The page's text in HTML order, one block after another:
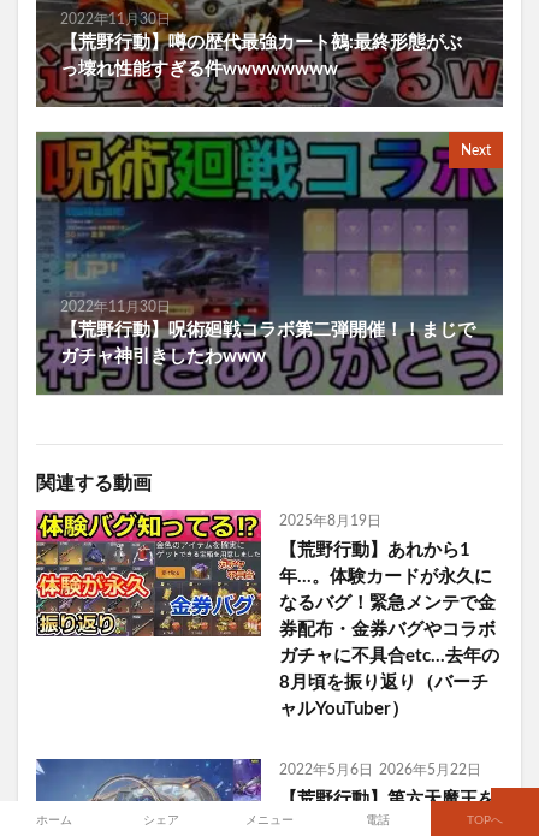
2022年11月30日
【荒野行動】噂の歴代最強カート鵺:最終形態がぶ
っ壊れ性能すぎる件wwwwwwww
Next
2022年11月30日
【荒野行動】呪術廻戦コラボ第二弾開催！！まじで
ガチャ神引きしたわwww
関連する動画
2025年8月19日
【荒野行動】あれから1
年…。体験カードが永久に
なるバグ！緊急メンテで金
券配布・金券バグやコラボ
ガチャに不具合etc…去年の
8月頃を振り返り（バーチ
ャルYouTuber）
2022年5月6日 2026年5月22日
【荒野行動】第六天魔王を
確実にゲットできるグリッ
ホーム シェア メニュー 電話 TOPへ